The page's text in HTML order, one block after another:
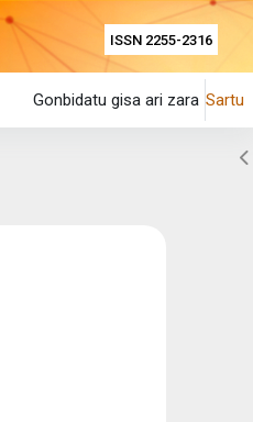
ISSN 2255-2316
Gonbidatu gisa ari zara Sartu